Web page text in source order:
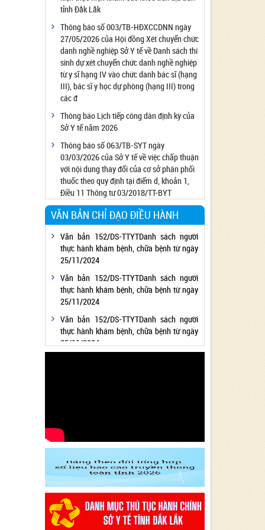
Công bố đủ điều kiện cung cấp dịch vụ diệt
côn trùng, diệt khuẩn bằng chế phẩm
Công bố cơ sở đủ điều kiện quan trắc môi
trường lao động
Công bố hồ sơ về trang thiết bị y tế
Công bố cơ sở đủ điều kiện tiêm chủng
Cơ sở Massage đủ điều kiện hoạt động
Cơ sở thẩm mỹ đủ điều kiện hoạt động
tỉnh Đắk Lắk
Thông báo số 003/TB-HĐXCCDNN ngày
27/05/2026 của Hội đồng Xét chuyển chức
danh nghề nghiệp Sở Y tế về Danh sách thí
sinh dự xét chuyển chức danh nghề nghiệp
từ y sĩ hạng IV vào chức danh bác sĩ (hạng
III), bác sĩ y học dự phòng (hạng III) trong
các đ
Thông báo Lịch tiếp công dân định kỳ của
Sở Y tế năm 2026
Thông báo số 063/TB-SYT ngày
03/03/2026 của Sở Y tế về việc chấp thuận
với nội dung thay đổi của cơ sở phân phối
thuốc theo quy định tại điểm d, khoản 1,
Điều 11 Thông tư 03/2018/TT-BYT
VĂN BẢN CHỈ ĐẠO ĐIỀU HÀNH
Văn bản 152/DS-TTYTDanh sách người
thực hành khám bệnh, chữa bệnh từ ngày
25/11/2024
Văn bản 152/DS-TTYTDanh sách người
thực hành khám bệnh, chữa bệnh từ ngày
25/11/2024
Văn bản 152/DS-TTYTDanh sách người
thực hành khám bệnh, chữa bệnh từ ngày
25/11/2024
2024 - Lĩnh vực Y tế
Văn bản 24/KH-SYT về việc thực hiện
Chương trình hành động thực hiện Nghị
quyết số 01/NQ-CP ngày 05/01/2024 của
Chính phủ về nhiệm vụ, giải pháp chủ yếu
thực hiện Kế hoạch phát triển kinh tế - xã
hội và Dự toán ngân sách nhà nước năm
2024 - Lĩnh vực Y tế